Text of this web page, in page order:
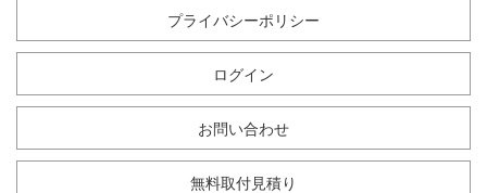
プライバシーポリシー
ログイン
お問い合わせ
無料取付見積り